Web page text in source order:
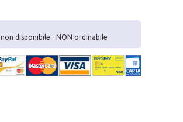
non disponibile - NON ordinabile